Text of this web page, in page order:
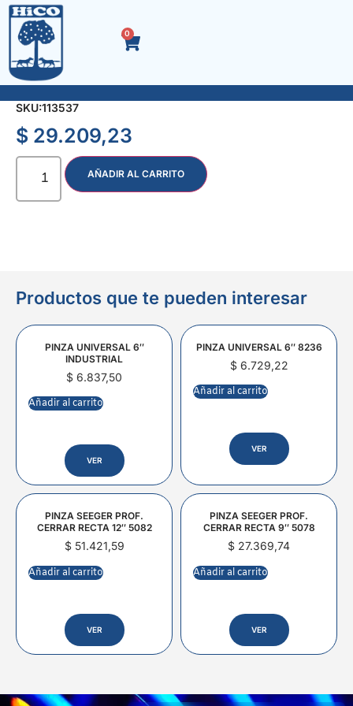
0
LLAVE AJUSTABLE 12″ FOSFATIZADA 6634
SKU:113537
$ 29.209,23
AÑADIR AL CARRITO
Productos que te pueden interesar
PINZA UNIVERSAL 6″
INDUSTRIAL
$ 6.837,50
Añadir al carrito
VER
PINZA UNIVERSAL 6″ 8236
$6.729,22
Añadir al carrito
VER
PINZA SEEGER PROF.
CERRAR RECTA 12″ 5082
$51.421,59
Añadir al carrito
VER
PINZA SEEGER PROF.
CERRAR RECTA 9″ 5078
$ 27.369,74
Añadir al carrito
VER